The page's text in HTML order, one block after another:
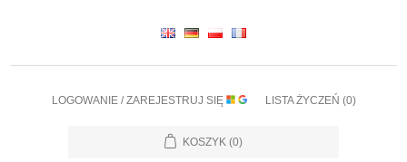
LOGOWANIE / ZAREJESTRUJ SIĘ LISTA ŻYCZEŃ (0)
KOSZYK (0)